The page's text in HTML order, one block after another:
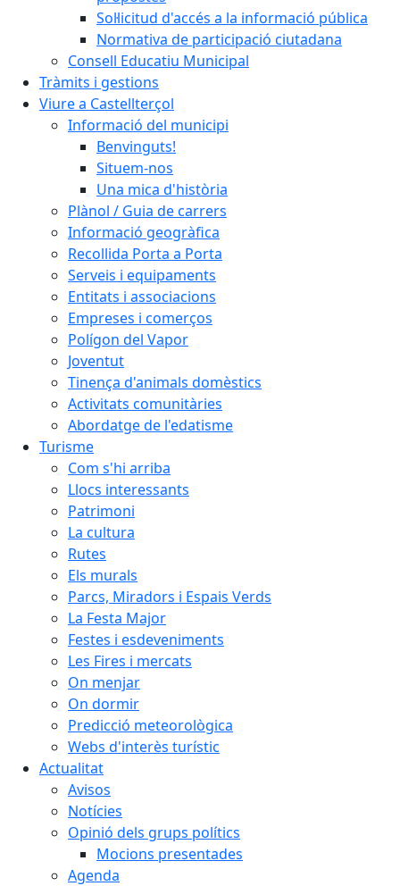
Sol·licitud d'accés a la informació pública
Normativa de participació ciutadana
Consell Educatiu Municipal
Tràmits i gestions
Viure a Castellterçol
Informació del municipi
Benvinguts!
Situem-nos
Una mica d'història
Plànol / Guia de carrers
Informació geogràfica
Recollida Porta a Porta
Serveis i equipaments
Entitats i associacions
Empreses i comerços
Polígon del Vapor
Joventut
Tinença d'animals domèstics
Activitats comunitàries
Abordatge de l'edatisme
Turisme
Com s'hi arriba
Llocs interessants
Patrimoni
La cultura
Rutes
Els murals
Parcs, Miradors i Espais Verds
La Festa Major
Festes i esdeveniments
Les Fires i mercats
On menjar
On dormir
Predicció meteorològica
Webs d'interès turístic
Actualitat
Avisos
Notícies
Opinió dels grups polítics
Mocions presentades
Agenda